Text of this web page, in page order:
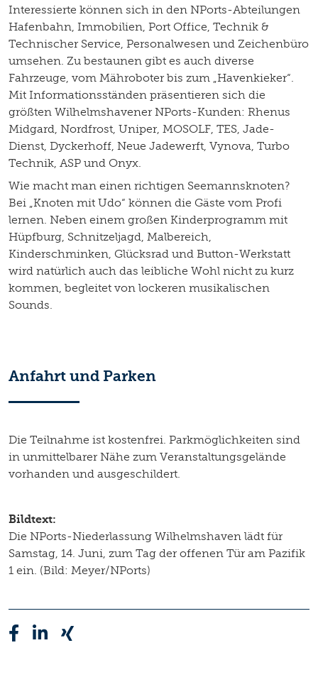
Interessierte können sich in den NPorts-Abteilungen
Hafenbahn, Immobilien, Port Office, Technik &
Technischer Service, Personalwesen und Zeichenbüro
umsehen. Zu bestaunen gibt es auch diverse
Fahrzeuge, vom Mähroboter bis zum „Havenkieker“.
Mit Informationsständen präsentieren sich die
größten Wilhelmshavener NPorts-Kunden: Rhenus
Midgard, Nordfrost, Uniper, MOSOLF, TES, Jade-
Dienst, Dyckerhoff, Neue Jadewerft, Vynova, Turbo
Technik, ASP und Onyx.
Wie macht man einen richtigen Seemannsknoten?
Bei „Knoten mit Udo“ können die Gäste vom Profi
lernen. Neben einem großen Kinderprogramm mit
Hüpfburg, Schnitzeljagd, Malbereich,
Kinderschminken, Glücksrad und Button-Werkstatt
wird natürlich auch das leibliche Wohl nicht zu kurz
kommen, begleitet von lockeren musikalischen
Sounds.
Anfahrt und Parken
Die Teilnahme ist kostenfrei. Parkmöglichkeiten sind
in unmittelbarer Nähe zum Veranstaltungsgelände
vorhanden und ausgeschildert.
Bildtext:
Die NPorts-Niederlassung Wilhelmshaven lädt für
Samstag, 14. Juni, zum Tag der offenen Tür am Pazifik
1 ein. (Bild: Meyer/NPorts)